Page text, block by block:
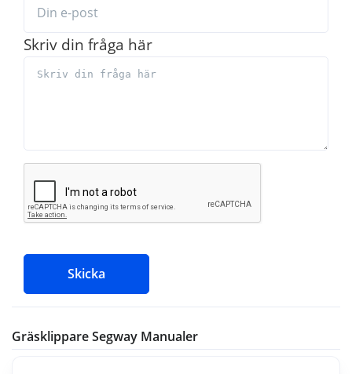
Skriv din fråga här
Skicka
Gräsklippare Segway Manualer